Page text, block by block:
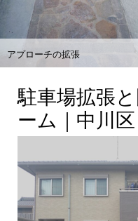
アプローチの拡張
駐車場拡張
ーム｜中川区